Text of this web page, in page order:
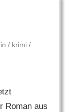
/ krimi /
Roman aus